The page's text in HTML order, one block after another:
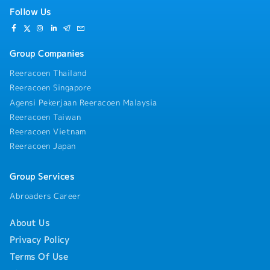
Follow Us
Group Companies
Reeracoen Thailand
Reeracoen Singapore
Agensi Pekerjaan Reeracoen Malaysia
Reeracoen Taiwan
Reeracoen Vietnam
Reeracoen Japan
Group Services
Abroaders Career
About Us
Privacy Policy
Terms Of Use